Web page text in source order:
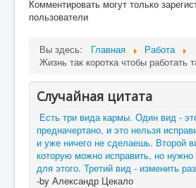
Комментировать могут только
пользователи
Вы здесь: Главная
Работа
Жизнь так коротка чтобы работать
Случайная цитата
Есть три вида кармы. Один вид -
предначертано, и это нельзя
и уже ничего не сделаешь. Второй
которую можно исправить, но нужно
для этого. Третий вид - изменить
-by Александр Цекало